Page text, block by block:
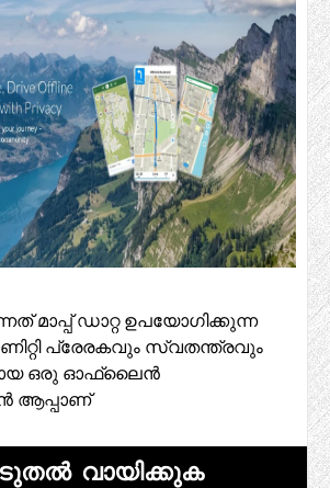
മാപ്പ് ഡാറ്റ ഉപയോഗിക്കുന്ന
പ്രേരകവും സ്വതന്ത്രവും
ഒരു ഓഫ്‌ലൈൻ
ആപ്പാണ്
വായിക്കുക